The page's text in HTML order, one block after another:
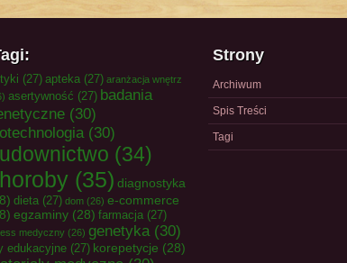
(27) apteka (27) aranżacja wnętrz
asertywność (27) badania
(30)
(30)
(34)
(35) diagnostyka
dieta (27) dom (26) e-commerce
egzaminy (28) farmacja (27)
medyczny (26) genetyka(30)
edukacyjne (27) korepetycje (28)
Strony
Archiwum
Spis Treści
Tagi